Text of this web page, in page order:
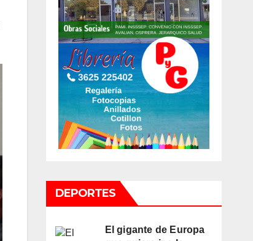
DEPORTES
El gigante de Europa